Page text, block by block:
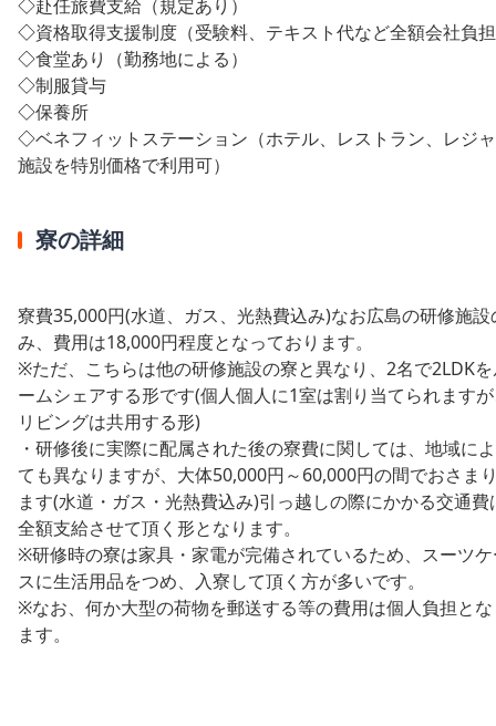
◇赴任旅費支給（規定あり）
◇資格取得支援制度（受験料、テキスト代など全額会社負
◇食堂あり（勤務地による）
◇制服貸与
◇保養所
◇ベネフィットステーション（ホテル、レストラン、レジ
施設を特別価格で利用可）
寮の詳細
寮費35,000円(水道、ガス、光熱費込み)なお広島の研修施設
み、費用は18,000円程度となっております。
※ただ、こちらは他の研修施設の寮と異なり、2名で2LDK
ームシェアする形です(個人個人に1室は割り当てられます
リビングは共用する形)
・研修後に実際に配属された後の寮費に関しては、地域に
ても異なりますが、大体50,000円～60,000円の間でおさま
ます(水道・ガス・光熱費込み)引っ越しの際にかかる交通費
全額支給させて頂く形となります。
※研修時の寮は家具・家電が完備されているため、スーツ
スに生活用品をつめ、入寮して頂く方が多いです。
※なお、何か大型の荷物を郵送する等の費用は個人負担と
ます。